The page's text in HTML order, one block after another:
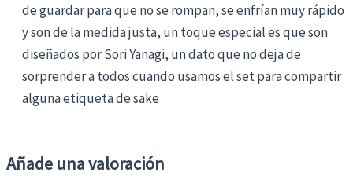
de guardar para que no se rompan, se enfrían muy rápido
y son de la medida justa, un toque especial es que son
diseñados por Sori Yanagi, un dato que no deja de
sorprender a todos cuando usamos el set para compartir
alguna etiqueta de sake
Añade una valoración